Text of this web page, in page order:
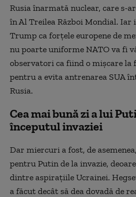
Rusia înarmată nuclear, care s-
în Al Treilea Război Mondial. Iar
Trump ca forţele europene de
nu poarte uniforme NATO va fi
observatori ca fiind o mişcare la
pentru a evita antrenarea SUA
Rusia.
Cea mai bună zi a lui
începutul invaziei
Dar miercuri a fost, de
pentru Putin de la invazie,
dintre aspiraţiile Ucrainei.
a făcut decât să dea dovadă de